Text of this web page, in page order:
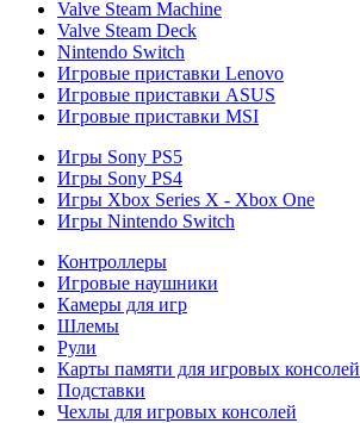
Valve Steam Machine
Valve Steam Deck
Nintendo Switch
Игровые приставки Lenovo
Игровые приставки ASUS
Игровые приставки MSI
Игры Sony PS5
Игры Sony PS4
Игры Xbox Series X - Xbox One
Игры Nintendo Switch
Контроллеры
Игровые наушники
Камеры для игр
Шлемы
Рули
Карты памяти для игровых консолей
Подставки
Чехлы для игровых консолей